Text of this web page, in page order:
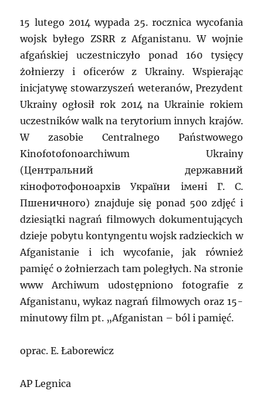
15 lutego 2014 wypada 25. rocznica wycofania
wojsk byłego ZSRR z Afganistanu. W wojnie
afgańskiej uczestniczyło ponad 160 tysięcy
żołnierzy i oficerów z Ukrainy. Wspierając
inicjatywę stowarzyszeń weteranów, Prezydent
Ukrainy ogłosił rok 2014 na Ukrainie rokiem
uczestników walk na terytorium innych krajów.
W zasobie Centralnego Państwowego
Kinofotofonoarchiwum Ukrainy
(Центральний державний
кінофотофоноархів України імені Г. С.
Пшеничного) znajduje się ponad 500 zdjęć i
dziesiątki nagrań filmowych dokumentujących
dzieje pobytu kontyngentu wojsk radzieckich w
Afganistanie i ich wycofanie, jak również
pamięć o żołnierzach tam poległych. Na stronie
www Archiwum udostępniono fotografie z
Afganistanu, wykaz nagrań filmowych oraz 15-
minutowy film pt. „Afganistan – ból i pamięć.
oprac. E. Łaborewicz
AP Legnica